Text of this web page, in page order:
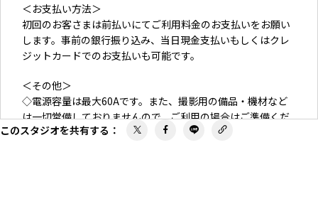
＜お支払い方法＞
初回のお客さまは前払いにてご利用料金のお支払いをお願い
します。事前の銀行振り込み、当日現金支払いもしくはクレ
ジットカードでのお支払いも可能です。
＜その他＞
◇電源容量は最大60Aです。また、撮影用の備品・機材など
は一切常備しておりませんので、ご利用の場合はご準備くだ
さい。
このスタジオを共有する ：